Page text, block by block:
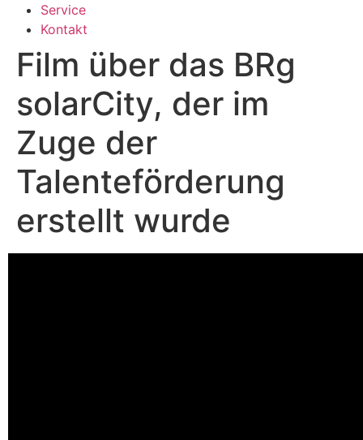
Service
Kontakt
Film über das BRg
solarCity, der im
Zuge der
Talenteförderung
erstellt wurde